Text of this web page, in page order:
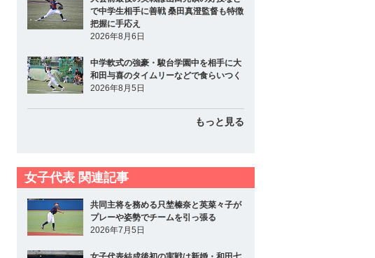
で中学生相手に善戦 桑田真澄監督も特徴
把握に手応え
2026年8月6日
中学軟式の強豪・駿台学園中を相手に大
和田与喜のタイムリーなどで食らいつく
2026年8月5日
もっと見る
女子代表 関連記事
共同主将を務める只埜榛奈と英菜々子が
プレーや姿勢でチームを引っ張る
2026年7月5日